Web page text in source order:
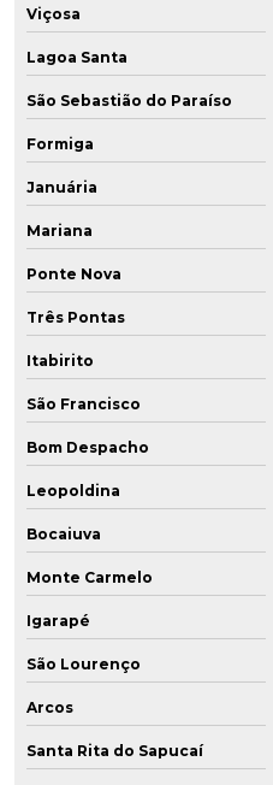
Viçosa
Lagoa Santa
São Sebastião do Paraíso
Formiga
Januária
Mariana
Ponte Nova
Três Pontas
Itabirito
São Francisco
Bom Despacho
Leopoldina
Bocaiuva
Monte Carmelo
Igarapé
São Lourenço
Arcos
Santa Rita do Sapucaí